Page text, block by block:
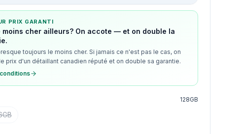
PRIX GARANTI
moins cher ailleurs? On accote — et on double la
toujours le moins cher. Si jamais ce n'est pas le cas, on
prix d'un détaillant canadien réputé et on double sa garantie.
128GB